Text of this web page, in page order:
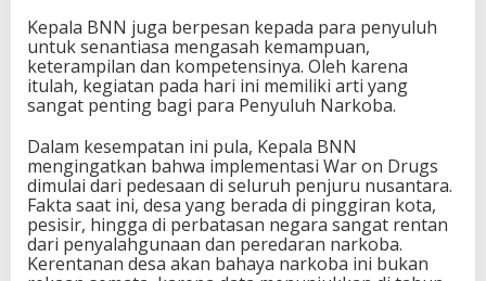
Kepala BNN juga berpesan kepada para penyuluh
untuk senantiasa mengasah kemampuan,
keterampilan dan kompetensinya. Oleh karena
itulah, kegiatan pada hari ini memiliki arti yang
sangat penting bagi para Penyuluh Narkoba.
Dalam kesempatan ini pula, Kepala BNN
mengingatkan bahwa implementasi War on Drugs
dimulai dari pedesaan di seluruh penjuru nusantara.
Fakta saat ini, desa yang berada di pinggiran kota,
pesisir, hingga di perbatasan negara sangat rentan
dari penyalahgunaan dan peredaran narkoba.
Kerentanan desa akan bahaya narkoba ini bukan